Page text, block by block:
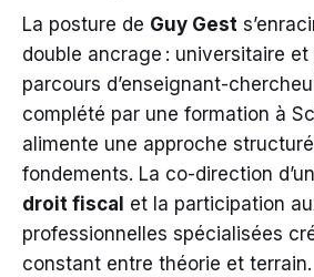
La posture de Guy Gest
double ancrage : universitaire et
parcours d’enseignant-
complété par une formation à
alimente une approche
fondements. La co-direction d’un
droit fiscal et la participation
professionnelles spécialisées
constant entre théorie et terrain.